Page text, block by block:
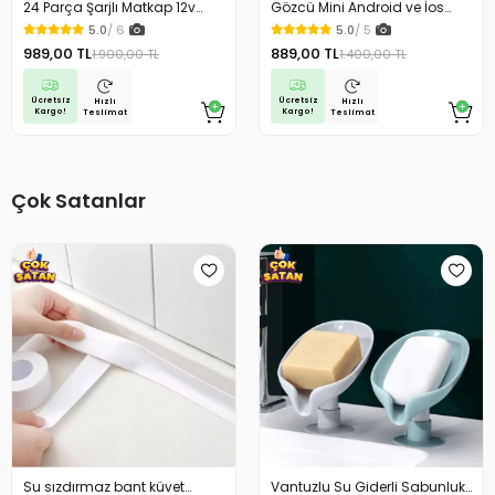
24 Parça Şarjlı Matkap 12v
Çelik Mandrenli Çift Akülü
Vidalama Matkap Seti
5.0/ 6
989,00 TL1.900,00 TL
Ücretsiz
Kargo!
Hızlı
Teslimat
Gözcü Mini Android ve İos
Uyumlu Takip Cihazı Geçmişe
Dönük Konum Gps Araç Motor
Çocuk Gizli Takip
5.0/ 5
889,00 TL1.400,00 TL
Ücretsiz
Kargo!
Hızlı
Teslimat
Çok Satanlar
Su sızdırmaz bant küvet
Vantuzlu Su Giderli Sabunluk